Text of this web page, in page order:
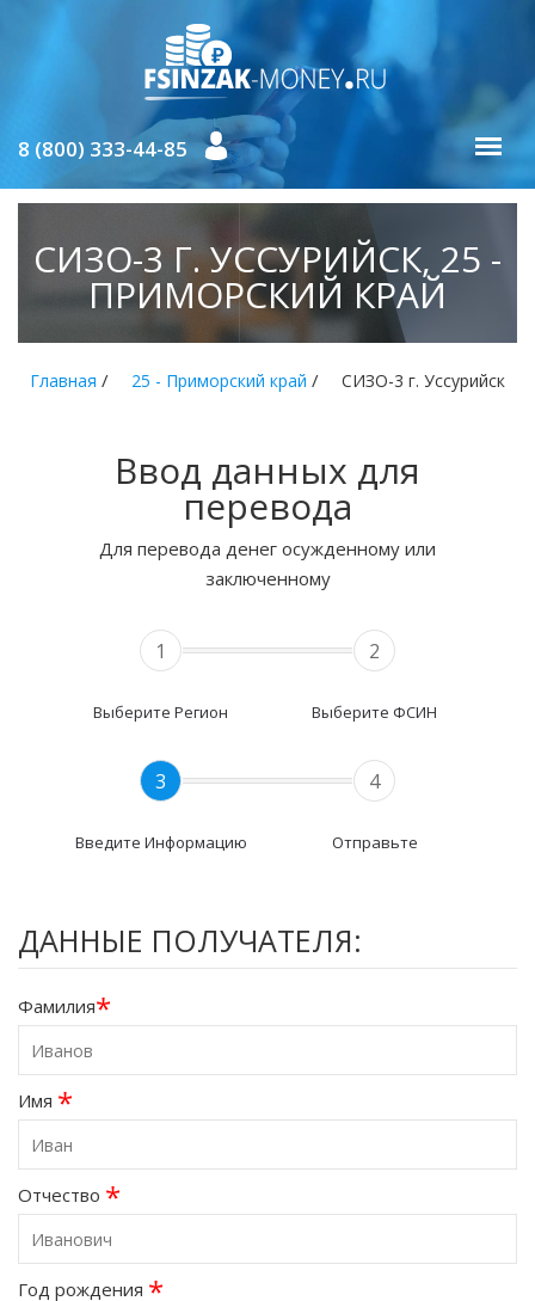
8 (800) 333-44-85
СИЗО-3 Г. УССУРИЙСК, 25 -
ПРИМОРСКИЙ КРАЙ
Главная / 25 - Приморский край / СИЗО-3 г. Уссурийск
Ввод данных для
перевода
Для перевода денег осужденному или
заключенному
1
Выберите Регион
2
Выберите ФСИН
3
Введите Информацию
4
Отправьте
ДАННЫЕ ПОЛУЧАТЕЛЯ:
Фамилия*
Имя *
Отчество *
Год рождения *